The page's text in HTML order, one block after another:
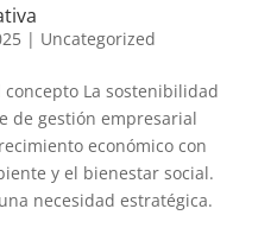
| Uncategorized
La sostenibilidad
de gestión empresarial
económico con
y el bienestar social.
necesidad estratégica.